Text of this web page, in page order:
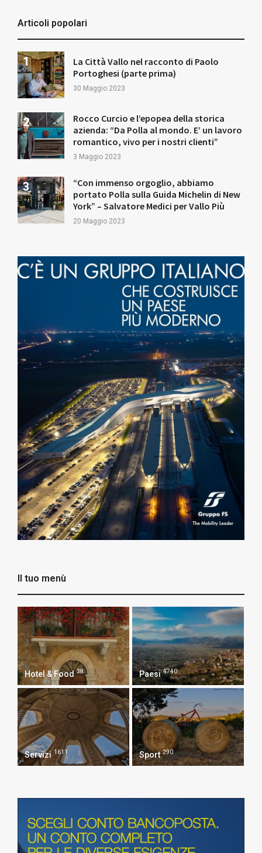
Articoli popolari
La Città Vallo nel racconto di Paolo
Portoghesi (parte prima)
30 Maggio 2023
Rocco Curcio e l’epopea della storica
azienda: “Da Polla al mondo. E’ un lavoro
romantico, vivo per i nostri clienti”
3 Maggio 2023
“Con immenso orgoglio, abbiamo
portato Polla sulla Guida Michelin di New
York” – Salvatore Medici per Vallo Più
20 Maggio 2023
Il tuo menù
Hotel & Food 38 Paesi 4740
Servizi 1611 Sport 290